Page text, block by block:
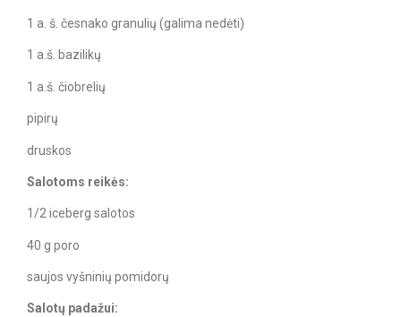
1 a. š. česnako granulių (galima nedėti)
1 a.š. bazilikų
1 a.š. čiobrelių
pipirų
druskos
Salotoms reikės:
1/2 iceberg salotos
40 g poro
saujos vyšninių pomidorų
Salotų padažui: